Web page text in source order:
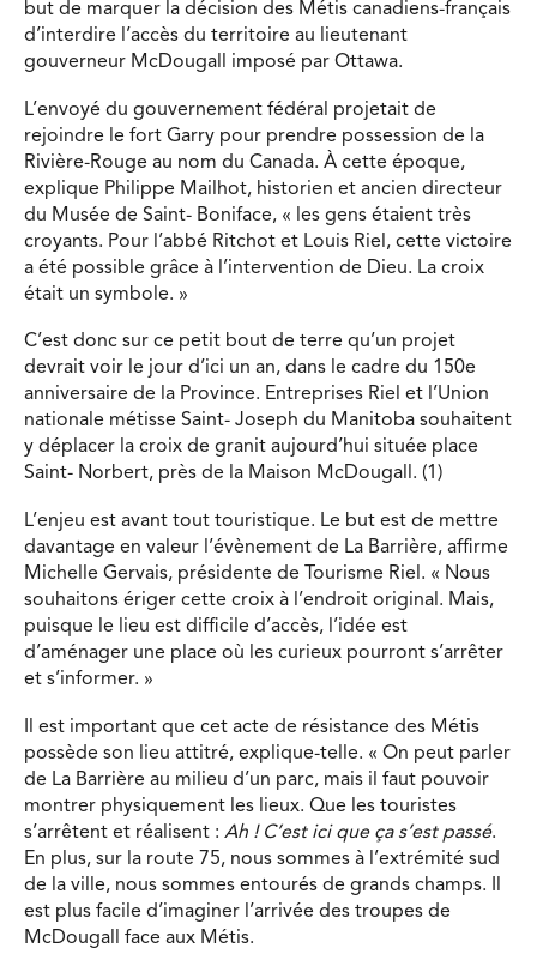
but de marquer la décision des Métis canadiens-français
d’interdire l’accès du territoire au lieutenant
gouverneur McDougall imposé par Ottawa.
L’envoyé du gouvernement fédéral projetait de
rejoindre le fort Garry pour prendre possession de la
Rivière-Rouge au nom du Canada. À cette époque,
explique Philippe Mailhot, historien et ancien directeur
du Musée de Saint- Boniface, « les gens étaient très
croyants. Pour l’abbé Ritchot et Louis Riel, cette victoire
a été possible grâce à l’intervention de Dieu. La croix
était un symbole. »
C’est donc sur ce petit bout de terre qu’un projet
devrait voir le jour d’ici un an, dans le cadre du 150e
anniversaire de la Province. Entreprises Riel et l’Union
nationale métisse Saint- Joseph du Manitoba souhaitent
y déplacer la croix de granit aujourd’hui située place
Saint- Norbert, près de la Maison McDougall. (1)
L’enjeu est avant tout touristique. Le but est de mettre
davantage en valeur l’évènement de La Barrière, affirme
Michelle Gervais, présidente de Tourisme Riel. « Nous
souhaitons ériger cette croix à l’endroit original. Mais,
puisque le lieu est difficile d’accès, l’idée est
d’aménager une place où les curieux pourront s’arrêter
et s’informer. »
Il est important que cet acte de résistance des Métis
possède son lieu attitré, explique-telle. « On peut parler
de La Barrière au milieu d’un parc, mais il faut pouvoir
montrer physiquement les lieux. Que les touristes
s’arrêtent et réalisent : Ah ! C’est ici que ça s’est passé.
En plus, sur la route 75, nous sommes à l’extrémité sud
de la ville, nous sommes entourés de grands champs. Il
est plus facile d’imaginer l’arrivée des troupes de
McDougall face aux Métis.